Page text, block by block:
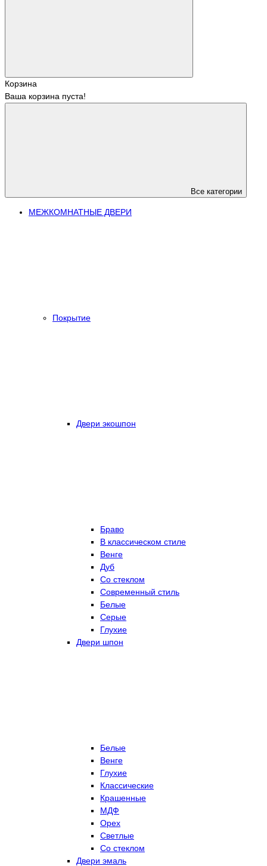
Корзина
Ваша корзина пуста!
Все категории
МЕЖКОМНАТНЫЕ ДВЕРИ
Покрытие
Двери экошпон
Браво
В классическом стиле
Венге
Дуб
Со стеклом
Современный стиль
Белые
Серые
Глухие
Двери шпон
Белые
Венге
Глухие
Классические
Крашенные
МДФ
Орех
Светлые
Со стеклом
Двери эмаль